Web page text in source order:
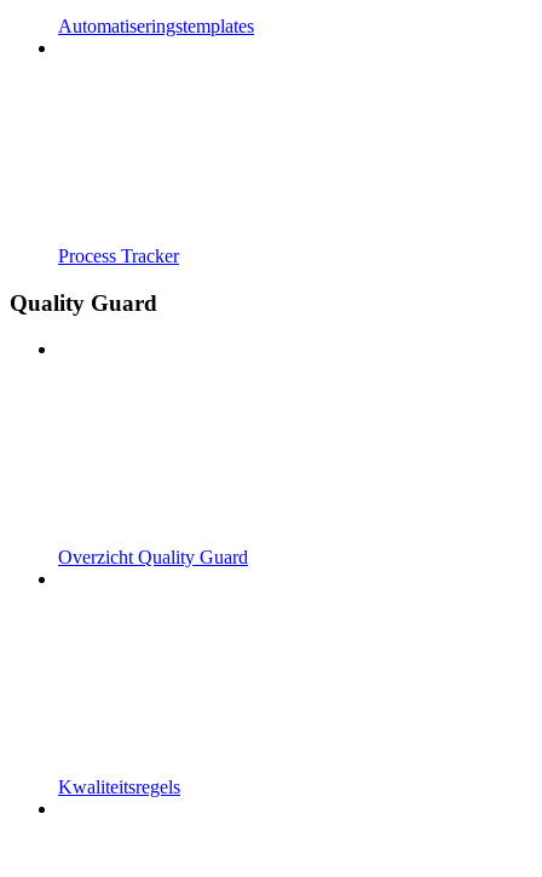
Automatiseringstemplates
Process Tracker
Quality Guard
Overzicht Quality Guard
Kwaliteitsregels